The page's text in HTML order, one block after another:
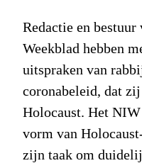
Redactie en
Weekblad hebben
uitspraken van
coronabeleid, dat
Holocaust. Het
vorm van
zijn taak om